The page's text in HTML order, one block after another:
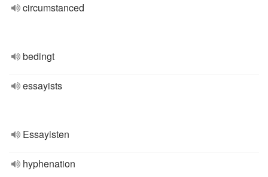
circumstanced
bedingt
essayists
Essayisten
hyphenation